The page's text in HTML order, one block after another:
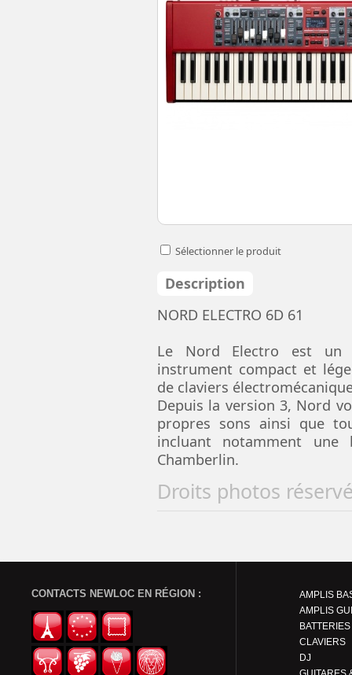
Sélectionner le produit
Description
NORD ELECTRO 6D 61
Le Nord Electro est un
instrument compact et
de claviers
Depuis la version 3, Nord
propres sons ainsi que
incluant notamment une
Chamberlin.
Droits photos
CONTACTS NEWLOC EN RÉGION :
AMPLIS
AMPLIS
BATTERIES
CLAVIERS
DJ